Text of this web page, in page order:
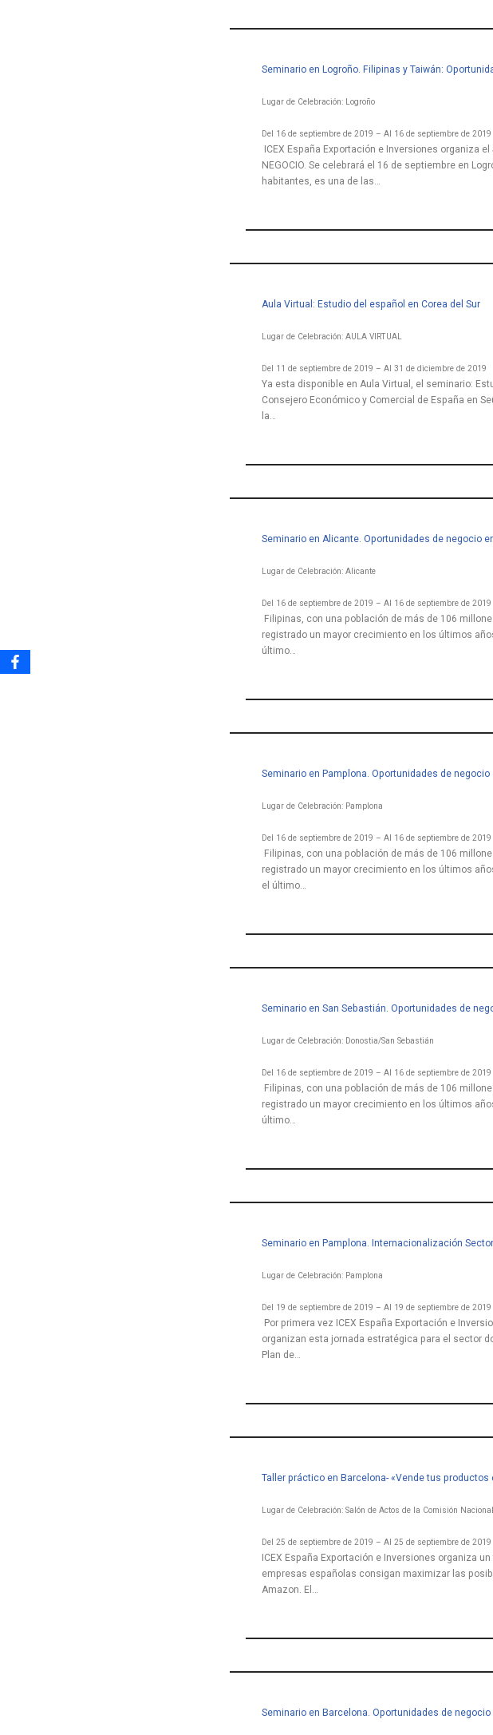
Seminario en Logroño. Filipinas y Taiwán:
Lugar de Celebración: Logroño
Del 16 de septiembre de 2019 – Al 16 de septiembre de 2019
ICEX España Exportación e Inversiones organiza el
NEGOCIO. Se celebrará el 16 de septiembre en
habitantes, es una de las…
Aula Virtual: Estudio del español en Corea del Sur
Lugar de Celebración: AULA VIRTUAL
Del 11 de septiembre de 2019 – Al 31 de diciembre de 2019
Ya esta disponible en Aula Virtual, el seminario:
Consejero Económico y Comercial de España en
la…
Seminario en Alicante. Oportunidades de negocio
Lugar de Celebración: Alicante
Del 16 de septiembre de 2019 – Al 16 de septiembre de 2019
Filipinas, con una población de más de 106
registrado un mayor crecimiento en los últimos
último…
Seminario en Pamplona. Oportunidades de negocio
Lugar de Celebración: Pamplona
Del 16 de septiembre de 2019 – Al 16 de septiembre de 2019
Filipinas, con una población de más de 106
registrado un mayor crecimiento en los últimos
el último…
Seminario en San Sebastián. Oportunidades de
Lugar de Celebración: Donostia/San Sebastián
Del 16 de septiembre de 2019 – Al 16 de septiembre de 2019
Filipinas, con una población de más de 106
registrado un mayor crecimiento en los últimos
último…
Seminario en Pamplona. Internacionalización
Lugar de Celebración: Pamplona
Del 19 de septiembre de 2019 – Al 19 de septiembre de 2019
Por primera vez ICEX España Exportación e
organizan esta jornada estratégica para el sector
Plan de…
Taller práctico en Barcelona- «Vende tus productos
Lugar de Celebración: Salón de Actos de la Comisión
Del 25 de septiembre de 2019 – Al 25 de septiembre de 2019
ICEX España Exportación e Inversiones organiza
empresas españolas consigan maximizar las
Amazon. El…
Seminario en Barcelona. Oportunidades de negocio